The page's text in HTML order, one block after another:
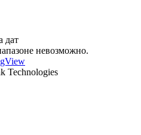
дат
невозможно.
Technologies